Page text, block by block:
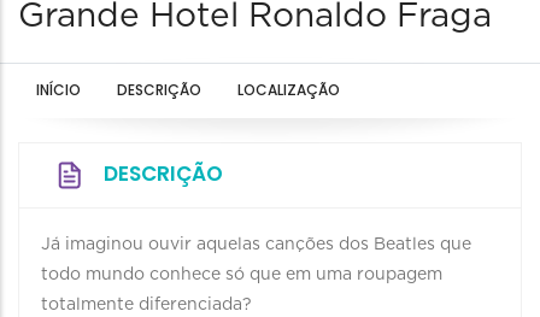
Grande Hotel Ronaldo Fraga
INÍCIO DESCRIÇÃO LOCALIZAÇÃO
DESCRIÇÃO
Já imaginou ouvir aquelas canções dos Beatles que
todo mundo conhece só que em uma roupagem
totalmente diferenciada?